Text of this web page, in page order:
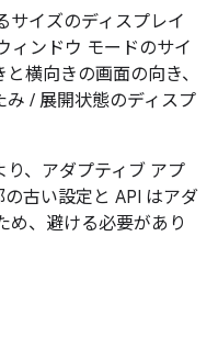
サイズのディスプレイ
ィンドウ モードのサイ
横向きの画面の向き、
/ 展開状態のディスプ
、アダプティブ アプ
古い設定と API はアダ
め、避ける必要があり